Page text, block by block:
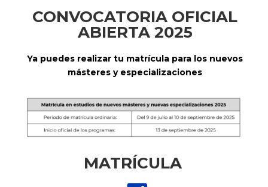
CONVOCATORIA OFICIAL
ABIERTA 2025
Ya puedes realizar tu matrícula para los nuevos
másteres y especializaciones
MATRÍCULA